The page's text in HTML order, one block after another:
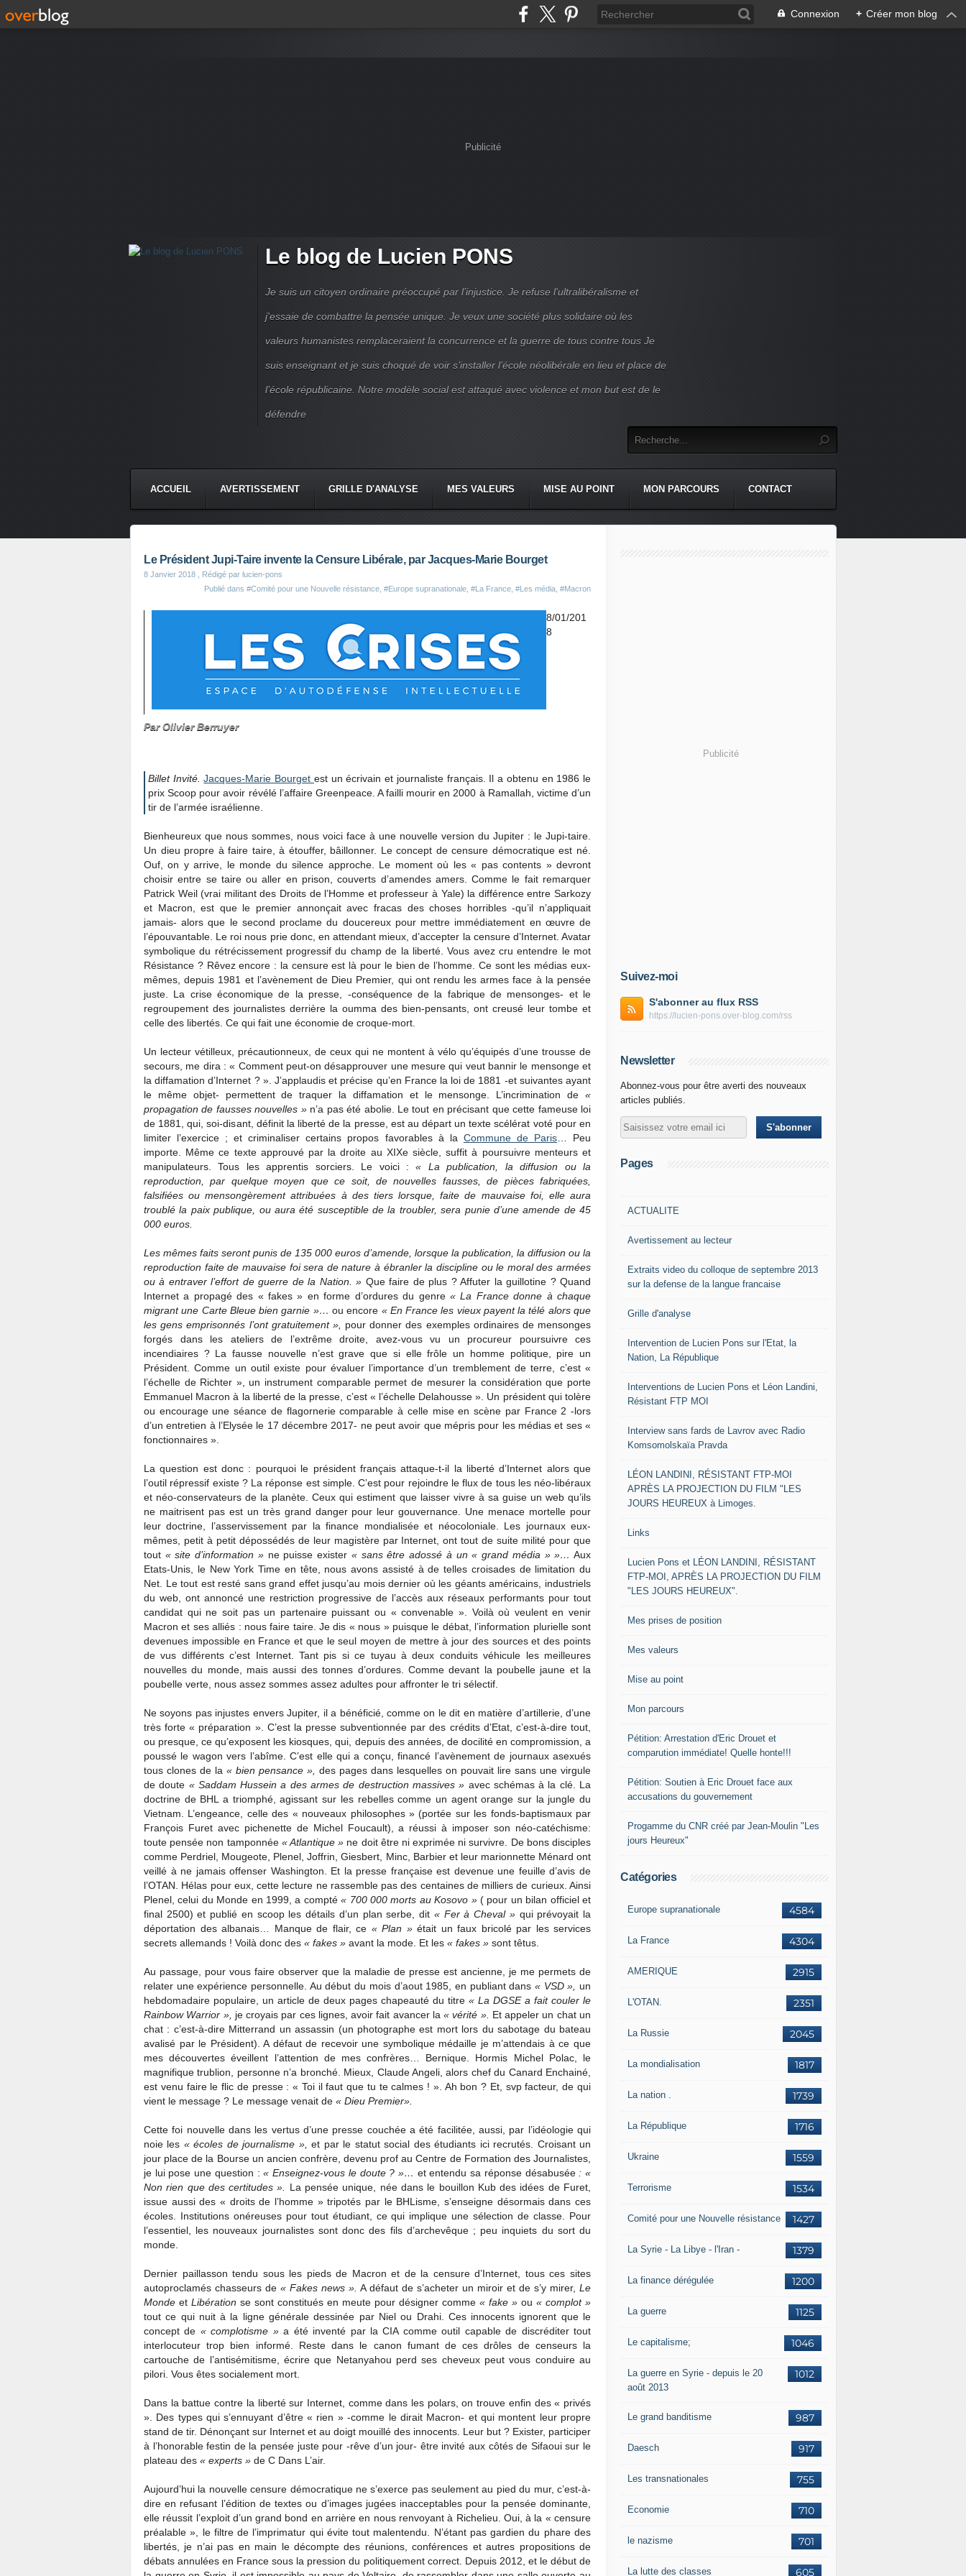
Connexion + Créer mon blog
Publicité
Le blog de Lucien PONS
Je suis un citoyen ordinaire préoccupé par l’injustice. Je refuse l'ultralibéralisme et
j'essaie de combattre la pensée unique. Je veux une société plus solidaire où les
valeurs humanistes remplaceraient la concurrence et la guerre de tous contre tous Je
suis enseignant et je suis choqué de voir s’installer l’école néolibérale en lieu et place de
l’école républicaine. Notre modèle social est attaqué avec violence et mon but est de le
défendre
ACCUEIL AVERTISSEMENT GRILLE D'ANALYSE MES VALEURS MISE AU POINT MON PARCOURS CONTACT
Le Président Jupi-Taire invente la Censure Libérale, par Jacques-Marie Bourget
8 Janvier 2018 , Rédigé par lucien-pons
Publié dans #Comité pour une Nouvelle résistance #Europe supranationale #La France #Les média #Macron
Par Olivier Berruyer
8/01/201
8
ident Jupi-Taire invente la Censure
Billet Invité. Jacques-Marie Bourget est un écrivain et journaliste français. Il a obtenu en 1986 le
prix Scoop pour avoir révélé l’affaire Greenpeace. A failli mourir en 2000 à Ramallah, victime d’un
tir de l’armée israélienne.
Bienheureux que nous sommes, nous voici face à une nouvelle version du Jupiter : le Jupi-taire.
Un dieu propre à faire taire, à étouffer, bâillonner. Le concept de censure démocratique est né.
Ouf, on y arrive, le monde du silence approche. Le moment où les « pas contents » devront
choisir entre se taire ou aller en prison, couverts d’amendes amers. Comme le fait remarquer
Patrick Weil (vrai militant des Droits de l’Homme et professeur à Yale) la différence entre Sarkozy
et Macron, est que le premier annonçait avec fracas des choses horribles -qu’il n’appliquait
jamais- alors que le second proclame du doucereux pour mettre immédiatement en œuvre de
l’épouvantable. Le roi nous prie donc, en attendant mieux, d’accepter la censure d’Internet. Avatar
symbolique du rétrécissement progressif du champ de la liberté. Vous avez cru entendre le mot
Résistance ? Rêvez encore : la censure est là pour le bien de l’homme. Ce sont les médias eux-
mêmes, depuis 1981 et l’avènement de Dieu Premier, qui ont rendu les armes face à la pensée
juste. La crise économique de la presse, -conséquence de la fabrique de mensonges- et le
regroupement des journalistes derrière la oumma des bien-pensants, ont creusé leur tombe et
celle des libertés. Ce qui fait une économie de croque-mort.
Un lecteur vétilleux, précautionneux, de ceux qui ne montent à vélo qu’équipés d’une trousse de
secours, me dira : « Comment peut-on désapprouver une mesure qui veut bannir le mensonge et
la diffamation d’Internet ? ». J’applaudis et précise qu’en France la loi de 1881 -et suivantes ayant
le même objet- permettent de traquer la diffamation et le mensonge. L’incrimination de «
propagation de fausses nouvelles »n’a pas été abolie. Le tout en précisant que cette fameuse loi
de 1881, qui, soi-disant, définit la liberté de la presse, est au départ un texte scélérat voté pour en
limiter l’exercice ; et criminaliser certains propos favorables à la Commune de Paris… Peu
importe. Même ce texte approuvé par la droite au XIXe siècle, suffit à poursuivre menteurs et
manipulateurs. Tous les apprentis sorciers. Le voici :« La publication, la diffusion ou la
reproduction, par quelque moyen que ce soit, de nouvelles fausses, de pièces fabriquées,
falsifiées ou mensongèrement attribuées à des tiers lorsque, faite de mauvaise foi, elle aura
troublé la paix publique, ou aura été susceptible de la troubler, sera punie d’une amende de 45
000 euros.
Les mêmes faits seront punis de 135 000 euros d’amende, lorsque la publication, la diffusion ou la
reproduction faite de mauvaise foi sera de nature à ébranler la discipline ou le moral des armées
ou à entraver l’effort de guerre de la Nation. » Que faire de plus ? Affuter la guillotine ? Quand
Internet a propagé des « fakes » en forme d’ordures du genre « La France donne à chaque
migrant une Carte Bleue bien garnie »… ou encore « En France les vieux payent la télé alors que
les gens emprisonnés l’ont gratuitement », pour donner des exemples ordinaires de mensonges
forgés dans les ateliers de l’extrême droite, avez-vous vu un procureur poursuivre ces
incendiaires ? La fausse nouvelle n’est grave que si elle frôle un homme politique, pire un
Président. Comme un outil existe pour évaluer l’importance d’un tremblement de terre, c’est «
l’échelle de Richter », un instrument comparable permet de mesurer la considération que porte
Emmanuel Macron à la liberté de la presse, c’est « l’échelle Delahousse ». Un président qui tolère
ou encourage une séance de flagornerie comparable à celle mise en scène par France 2 -lors
d’un entretien à l’Elysée le 17 décembre 2017- ne peut avoir que mépris pour les médias et ses «
fonctionnaires ».
La question est donc : pourquoi le président français attaque-t-il la liberté d’Internet alors que
l’outil répressif existe ? La réponse est simple. C’est pour rejoindre le flux de tous les néo-libéraux
et néo-conservateurs de la planète. Ceux qui estiment que laisser vivre à sa guise un web qu’ils
ne maitrisent pas est un très grand danger pour leur gouvernance. Une menace mortelle pour
leur doctrine, l’asservissement par la finance mondialisée et néocoloniale. Les journaux eux-
mêmes, petit à petit dépossédés de leur magistère par Internet, ont tout de suite milité pour que
tout « site d’information »ne puisse exister « sans être adossé à un « grand média » »… Aux
Etats-Unis, le New York Time en tête, nous avons assisté à de telles croisades de limitation du
Net. Le tout est resté sans grand effet jusqu’au mois dernier où les géants américains, industriels
du web, ont annoncé une restriction progressive de l’accès aux réseaux performants pour tout
candidat qui ne soit pas un partenaire puissant ou « convenable ». Voilà où veulent en venir
Macron et ses alliés : nous faire taire. Je dis « nous » puisque le débat, l’information plurielle sont
devenues impossible en France et que le seul moyen de mettre à jour des sources et des points
de vus différents c’est Internet. Tant pis si ce tuyau à deux conduits véhicule les meilleures
nouvelles du monde, mais aussi des tonnes d’ordures. Comme devant la poubelle jaune et la
poubelle verte, nous assez sommes assez adultes pour affronter le tri sélectif.
Ne soyons pas injustes envers Jupiter, il a bénéficié, comme on le dit en matière d’artillerie, d’une
très forte « préparation ». C’est la presse subventionnée par des crédits d’Etat, c’est-à-dire tout,
ou presque, ce qu’exposent les kiosques, qui, depuis des années, de docilité en compromission, a
poussé le wagon vers l’abîme. C’est elle qui a conçu, financé l’avènement de journaux asexués
tous clones de la « bien pensance », des pages dans lesquelles on pouvait lire sans une virgule
de doute « Saddam Hussein a des armes de destruction massives » avec schémas à la clé. La
doctrine de BHL a triomphé, agissant sur les rebelles comme un agent orange sur la jungle du
Vietnam. L’engeance, celle des « nouveaux philosophes » (portée sur les fonds-baptismaux par
François Furet avec pichenette de Michel Foucault), a réussi à imposer son néo-catéchisme:
toute pensée non tamponnée « Atlantique » ne doit être ni exprimée ni survivre. De bons disciples
comme Perdriel, Mougeote, Plenel, Joffrin, Giesbert, Minc, Barbier et leur marionnette Ménard ont
veillé à ne jamais offenser Washington. Et la presse française est devenue une feuille d’avis de
l’OTAN. Hélas pour eux, cette lecture ne rassemble pas des centaines de milliers de curieux. Ainsi
Plenel, celui du Monde en 1999, a compté« 700 000 morts au Kosovo »( pour un bilan officiel et
final 2500) et publié en scoop les détails d’un plan serbe, dit « Fer à Cheval »qui prévoyait la
déportation des albanais… Manque de flair, ce « Plan »était un faux bricolé par les services
secrets allemands ! Voilà donc des « fakes » avant la mode. Et les « fakes » sont têtus.
Au passage, pour vous faire observer que la maladie de presse est ancienne, je me permets de
relater une expérience personnelle. Au début du mois d’aout 1985, en publiant dans « VSD », un
hebdomadaire populaire, un article de deux pages chapeauté du titre « La DGSE a fait couler le
Rainbow Warrior », je croyais par ces lignes, avoir fait avancer la« vérité ». Et appeler un chat un
chat : c’est-à-dire Mitterrand un assassin (un photographe est mort lors du sabotage du bateau
avalisé par le Président). A défaut de recevoir une symbolique médaille je m’attendais à ce que
mes découvertes éveillent l’attention de mes confrères… Bernique. Hormis Michel Polac, le
magnifique trublion, personne n’a bronché. Mieux, Claude Angeli, alors chef du Canard Enchainé,
est venu faire le flic de presse : « Toi il faut que tu te calmes ! ». Ah bon ? Et, svp facteur, de qui
vient le message ? Le message venait de « Dieu Premier».
Cette foi nouvelle dans les vertus d’une presse couchée a été facilitée, aussi, par l’idéologie qui
noie les « écoles de journalisme », et par le statut social des étudiants ici recrutés. Croisant un
jour place de la Bourse un ancien confrère, devenu prof au Centre de Formation des Journalistes,
je lui pose une question :« Enseignez-vous le doute ? »… et entendu sa réponse désabusée: «
Non rien que des certitudes ».
La pensée unique, née dans le bouillon Kub des idées de Furet,
issue aussi des « droits de l’homme » tripotés par le BHLisme, s’enseigne désormais dans ces
écoles. Institutions onéreuses pour tout étudiant, ce qui implique une sélection de classe. Pour
l’essentiel, les nouveaux journalistes sont donc des fils d’archevêque ; peu inquiets du sort du
monde.
Dernier paillasson tendu sous les pieds de Macron et de la censure d’Internet, tous ces sites
autoproclamés chasseurs de « Fakes news ». A défaut de s’acheter un miroir et de s’y mirer, Le
Monde et Libération se sont constitués en meute pour désigner comme « fake » ou « complot »
tout ce qui nuit à la ligne générale dessinée par Niel ou Drahi. Ces innocents ignorent que le
concept de « complotisme »a été inventé par la CIA comme outil capable de discréditer tout
interlocuteur trop bien informé. Reste dans le canon fumant de ces drôles de censeurs la
cartouche de l’antisémitisme, écrire que Netanyahou perd ses cheveux peut vous conduire au
pilori. Vous êtes socialement mort.
Dans la battue contre la liberté sur Internet, comme dans les polars, on trouve enfin des « privés
». Des types qui s’ennuyant d’être « rien » -comme le dirait Macron- et qui montent leur propre
stand de tir. Dénonçant sur Internet et au doigt mouillé des innocents. Leur but ? Exister, participer
à l’honorable festin de la pensée juste pour -rêve d’un jour- être invité aux côtés de Sifaoui sur le
plateau des « experts » de C Dans L’air.
Aujourd’hui la nouvelle censure démocratique ne s’exerce pas seulement au pied du mur, c’est-à-
dire en refusant l’édition de textes ou d’images jugées inacceptables pour la pensée dominante,
elle réussit l’exploit d’un grand bond en arrière en nous renvoyant à Richelieu. Oui, à la « censure
préalable », le filtre de l’imprimatur qui évite tout malentendu. N’étant pas gardien du phare des
libertés, je n’ai pas en main le décompte des réunions, conférences et autres propositions de
débats annulées en France sous la pression du politiquement correct. Depuis 2012, et le début de
Publicité
Suivez-moi
S'abonner au flux RSS
https://lucien-pons.over-blog.com/rss
Newsletter
Abonnez-vous pour être averti des nouveaux
articles publiés.
Pages
ACTUALITE
Avertissement au lecteur
Extraits video du colloque de septembre 2013
sur la defense de la langue francaise
Grille d'analyse
Intervention de Lucien Pons sur l'Etat, la
Nation, La République
Interventions de Lucien Pons et Léon Landini,
Résistant FTP MOI
Interview sans fards de Lavrov avec Radio
Komsomolskaïa Pravda
LÉON LANDINI, RÉSISTANT FTP-MOI
APRÈS LA PROJECTION DU FILM "LES
JOURS HEUREUX à Limoges.
Links
Lucien Pons et LÉON LANDINI, RÉSISTANT
FTP-MOI, APRÈS LA PROJECTION DU FILM
"LES JOURS HEUREUX".
Mes prises de position
Mes valeurs
Mise au point
Mon parcours
Pétition: Arrestation d'Eric Drouet et
comparution immédiate! Quelle honte!!!
Pétition: Soutien à Eric Drouet face aux
accusations du gouvernement
Progamme du CNR créé par Jean-Moulin "Les
jours Heureux"
Catégories
4584
Europe supranationale
4304
La France
2915
AMERIQUE
2351
L'OTAN.
2045
La Russie
1817
La mondialisation
1739
La nation .
1716
La République
1559
Ukraine
1534
Terrorisme
1427
Comité pour une Nouvelle résistance
1379
La Syrie - La Libye - l'Iran -
1200
La finance dérégulée
1125
La guerre
1046
Le capitalisme;
1012
La guerre en Syrie - depuis le 20
août 2013
987
Le grand banditisme
917
Daesch
755
Les transnationales
710
Economie
701
le nazisme
605
La lutte des classes